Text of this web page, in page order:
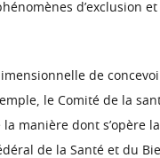
d’exclusion
de
le Comité de la
manière dont s’opère
de la Santé et du